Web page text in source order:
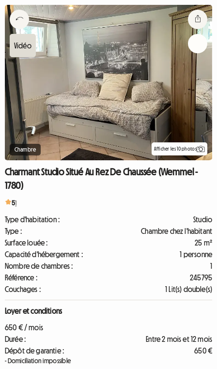
Chambre Afficher les 10 photos
Charmant Studio Situé Au Rez De Chaussée (Wemmel -
1780)
51
Type d'habitation :
Studio
Type :
Chambre chez l'habitant
Surface louée :
25 m²
Capacité d'hébergement :
1 personne
Nombre de chambres :
1
Référence :
245795
Couchages :
1 Lit(s) double(s)
Loyer et conditions
650 € / mois
Durée :
Entre 2 mois et 12 mois
Dépôt de garantie :
650 €
- Domiciliation impossible